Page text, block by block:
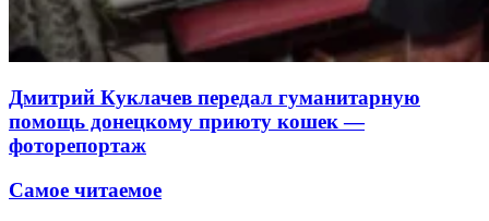
Дмитрий Куклачев передал гуманитарную
помощь донецкому приюту кошек —
фоторепортаж
Самое читаемое